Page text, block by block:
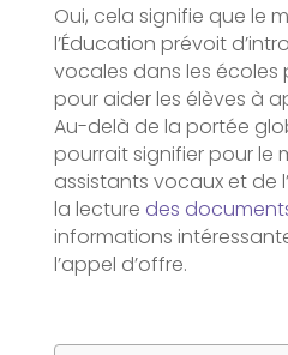
Oui, cela signifie que le
l’Éducation prévoit
vocales dans les écoles
pour aider les élèves à
Au-delà de la portée
pourrait signifier pour le
assistants vocaux et de
la lecture des
informations
l’appel d’offre.